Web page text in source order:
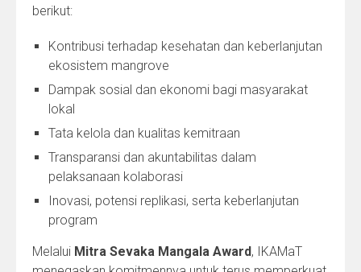
berikut:
Kontribusi terhadap kesehatan dan keberlanjutan
ekosistem mangrove
Dampak sosial dan ekonomi bagi masyarakat
lokal
Tata kelola dan kualitas kemitraan
Transparansi dan akuntabilitas dalam
pelaksanaan kolaborasi
Inovasi, potensi replikasi, serta keberlanjutan
program
Melalui Mitra Sevaka Mangala Award, IKAMaT